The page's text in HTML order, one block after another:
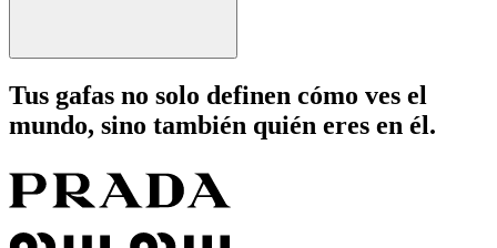
Tus gafas no solo definen cómo ves el
mundo, sino también quién eres en él.